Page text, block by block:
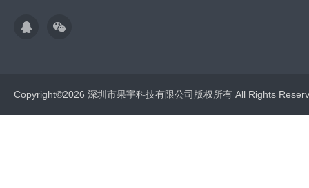
Copyright©2026 深圳市果宇科技有限公司版权所有 All Rights